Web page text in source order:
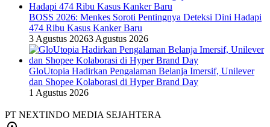
BOSS 2026: Menkes Soroti Pentingnya Deteksi Dini Hadapi
474 Ribu Kasus Kanker Baru
3 Agustus 20263 Agustus 2026
GloUtopia Hadirkan Pengalaman Belanja Imersif, Unilever
dan Shopee Kolaborasi di Hyper Brand Day
1 Agustus 2026
PT NEXTINDO MEDIA SEJAHTERA